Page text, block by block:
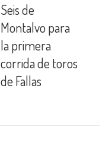
Seis de
Montalvo para
la primera
corrida de toros
de Fallas